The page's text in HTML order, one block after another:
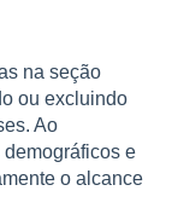
na seção
ou excluindo
Ao
e
o alcance